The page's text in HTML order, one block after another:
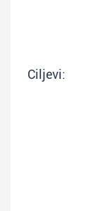
Ciljevi: